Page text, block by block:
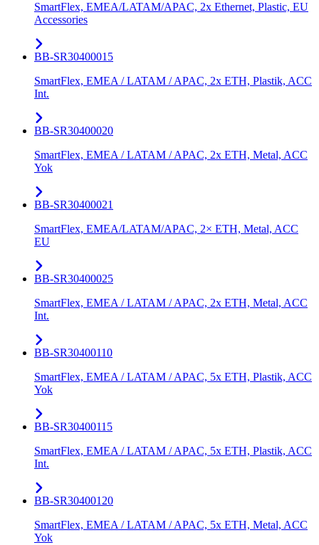
SmartFlex, EMEA/LATAM/APAC, 2x Ethernet, Plastic, EU
Accessories
BB-SR30400015
SmartFlex, EMEA / LATAM / APAC, 2x ETH, Plastik, ACC
Int.
BB-SR30400020
SmartFlex, EMEA / LATAM / APAC, 2x ETH, Metal, ACC
Yok
BB-SR30400021
SmartFlex, EMEA/LATAM/APAC, 2× ETH, Metal, ACC
EU
BB-SR30400025
SmartFlex, EMEA / LATAM / APAC, 2x ETH, Metal, ACC
Int.
BB-SR30400110
SmartFlex, EMEA / LATAM / APAC, 5x ETH, Plastik, ACC
Yok
BB-SR30400115
SmartFlex, EMEA / LATAM / APAC, 5x ETH, Plastik, ACC
Int.
BB-SR30400120
SmartFlex, EMEA / LATAM / APAC, 5x ETH, Metal, ACC
Yok